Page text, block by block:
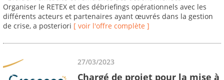
Organiser le RETEX et des débriefings opérationnels avec les
différents acteurs et partenaires ayant œuvrés dans la gestion
de crise, a posteriori [ voir l'offre complète ]
27/03/2023
Chargé de projet pour la mise à